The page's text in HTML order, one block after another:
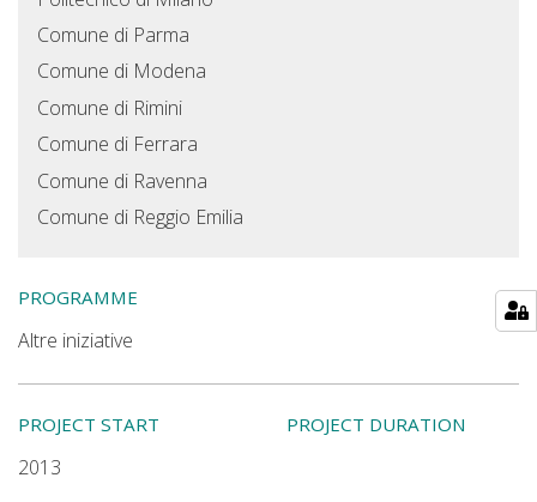
Comune di Parma
Comune di Modena
Comune di Rimini
Comune di Ferrara
Comune di Ravenna
Comune di Reggio Emilia
PROGRAMME
Altre iniziative
PROJECT START
2013
PROJECT DURATION